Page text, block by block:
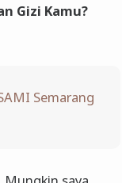
Gizi Kamu?
Semarang